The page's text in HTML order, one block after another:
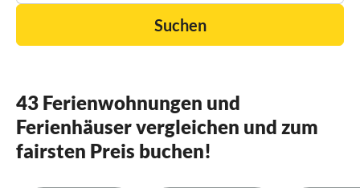
Suchen
43 Ferienwohnungen und
Ferienhäuser vergleichen und zum
fairsten Preis buchen!